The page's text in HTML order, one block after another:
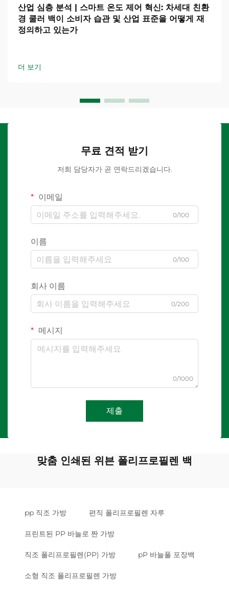
산업 심층 분석 | 스마트 온도 제어 혁신: 차세대 친환
경 쿨러 백이 소비자 습관 및 산업 표준을 어떻게 재
정의하고 있는가
더 보기
무료 견적 받기
저희 담당자가 곧 연락드리겠습니다.
이메일
0/100
이름
0/100
회사 이름
0/200
메시지
0/1000
제출
맞춤 인쇄된 위븐 폴리프로필렌 백
pp 직조 가방 편직 폴리프로필렌 자루
프린트된 PP 바늘로 짠 가방
직조 폴리프로필렌(PP) 가방 pP 바늘풀 포장백
소형 직조 폴리프로필렌 가방